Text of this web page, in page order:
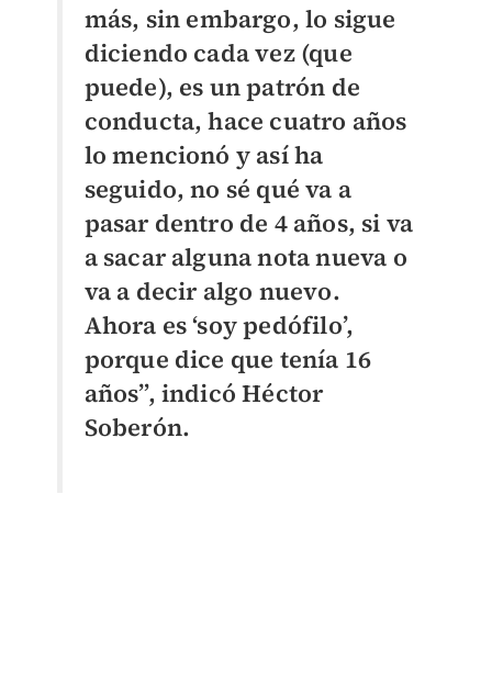
más, sin embargo, lo sigue
diciendo cada vez (que
puede), es un patrón de
conducta, hace cuatro años
lo mencionó y así ha
seguido, no sé qué va a
pasar dentro de 4 años, si va
a sacar alguna nota nueva o
va a decir algo nuevo.
Ahora es ‘soy pedófilo’,
porque dice que tenía 16
años”, indicó Héctor
Soberón.